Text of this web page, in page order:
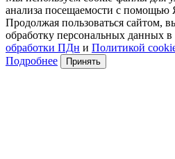
анализа посещаемости с помощью
Продолжая пользоваться сайтом,
обработку персональных данных в
обработки ПДн и Политикой
Подробнее
Принять